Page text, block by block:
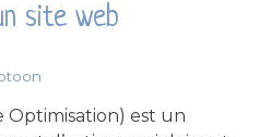
site web
Optimisation) est un